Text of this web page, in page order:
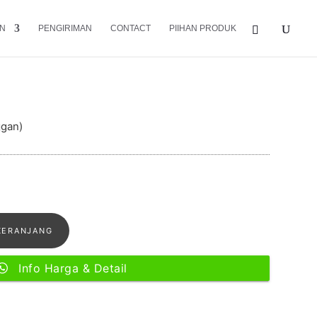
PENGIRIMAN CONTACT PIIHAN PRODUK
Info Harga & Detail